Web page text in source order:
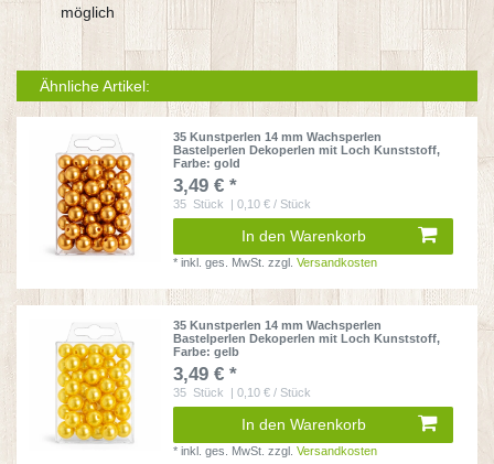
möglich
Ähnliche Artikel:
35 Kunstperlen 14 mm Wachsperlen
Bastelperlen Dekoperlen mit Loch Kunststoff,
Farbe: gold
3,49 € *
35 Stück | 0,10 € / Stück
In den Warenkorb
*inkl. ges. MwSt. zzgl.Versandkosten
35 Kunstperlen 14 mm Wachsperlen
Bastelperlen Dekoperlen mit Loch Kunststoff,
Farbe: gelb
3,49 € *
35 Stück | 0,10 € / Stück
In den Warenkorb
*inkl. ges. MwSt. zzgl.Versandkosten